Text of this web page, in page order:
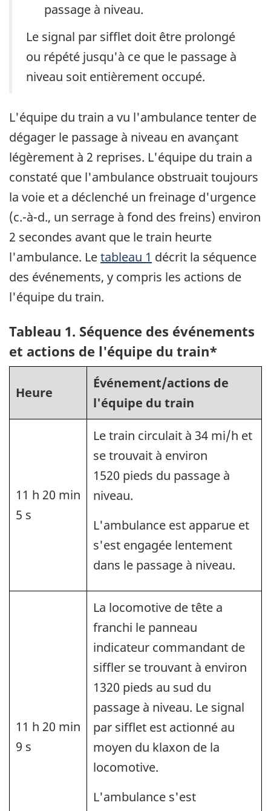
passage à niveau.
Le signal par sifflet doit être prolongé
ou répété jusqu'à ce que le passage à
niveau soit entièrement occupé.
L'équipe du train a vu l'ambulance tenter de
dégager le passage à niveau en avançant
légèrement à 2 reprises. L'équipe du train a
constaté que l'ambulance obstruait toujours
la voie et a déclenché un freinage d'urgence
(c.-à-d., un serrage à fond des freins) environ
2 secondes avant que le train heurte
l'ambulance. Letableau 1 décrit la séquence
des événements, y compris les actions de
l'équipe du train.
Tableau 1. Séquence des événements
et actions de l'équipe du train*
Heure
Événement/actions de
l'équipe du train
11 h 20 min
5 s
Le train circulait à 34 mi/h et
se trouvait à environ
1520 pieds du passage à
niveau.
L'ambulance est apparue et
s'est engagée lentement
dans le passage à niveau.
11 h 20 min
9 s
La locomotive de tête a
franchi le panneau
indicateur commandant de
siffler se trouvant à environ
1320 pieds au sud du
passage à niveau. Le signal
par sifflet est actionné au
moyen du klaxon de la
locomotive.
L'ambulance s'est